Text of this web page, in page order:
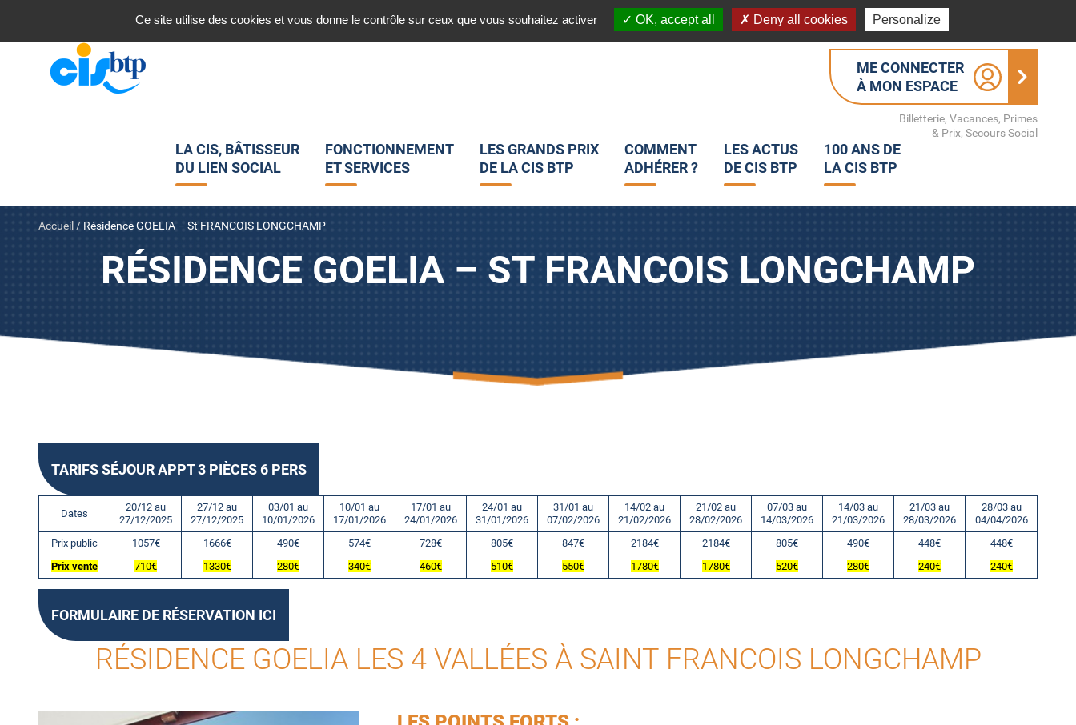
Nous contacter : 03 20 45 82 25 Nous suivre sur les réseaux sociaux :
ME CONNECTER
À MON ESPACE
Billetterie, Vacances, Primes
& Prix, Secours Social
LA CIS, BÂTISSEUR
DU LIEN SOCIAL
FONCTIONNEMENT
ET SERVICES
LES GRANDS PRIX
DE LA CIS BTP
COMMENT
ADHÉRER ?
LES ACTUS
DE CIS BTP
100 ANS DE
LA CIS BTP
Accueil / Résidence GOELIA – St FRANCOIS LONGCHAMP
RÉSIDENCE GOELIA – ST FRANCOIS LONGCHAMP
TARIFS SÉJOUR APPT 3 PIÈCES 6 PERS
Dates
20/12 au
27/12/2025
27/12 au
27/12/2025
03/01 au
10/01/2026
10/01 au
17/01/2026
17/01 au
24/01/2026
24/01 au
31/01/2026
31/01 au
07/02/2026
14/02 au
21/02/2026
21/02 au
28/02/2026
07/03 au
14/03/2026
14/03 au
21/03/2026
21/03 au
28/03/2026
28/03 au
04/04/2026
Prix public
1057€ 1666€ 490€ 574€ 728€ 805€ 847€ 2184€ 2184€ 805€ 490€ 448€
448€
Prix vente
710€ 1330€ 280€ 340€ 460€ 510€ 550€ 1780€ 1780€ 520€ 280€ 240€ 240€
FORMULAIRE DE RÉSERVATION ICI
RÉSIDENCE GOELIA LES 4 VALLÉES À SAINT FRANCOIS LONGCHAMP
Ce site utilise des cookies et vous donne le contrôle sur ceux que vous souhaitez activer OK, accept all Deny all cookies Personalize